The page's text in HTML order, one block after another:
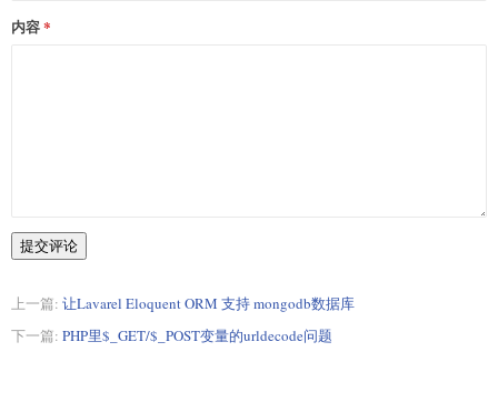
内容
提交评论
上一篇: 让Lavarel Eloquent ORM 支持 mongodb数据库
下一篇: PHP里$_GET/$_POST变量的urldecode问题